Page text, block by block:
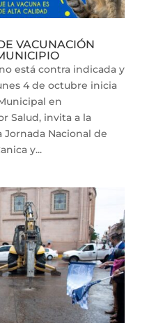
VACUNACIÓN
está contra indicada y
4 de octubre inicia
en
Salud, invita a la
Nacional de
y...